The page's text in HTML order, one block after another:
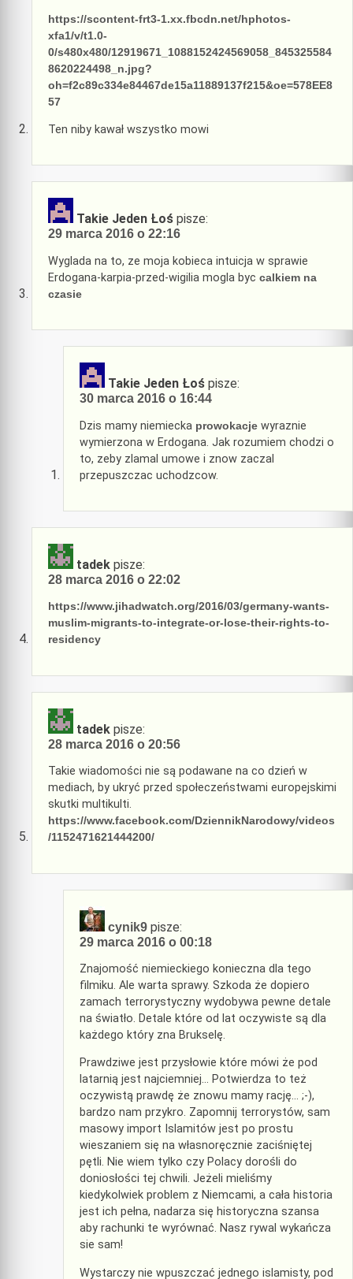
https://scontent-frt3-1.xx.fbcdn.net/hphotos-
xfa1/v/t1.0-
0/s480x480/12919671_1088152424569058_845325584
8620224498_n.jpg?
oh=f2c89c334e84467de15a11889137f215&oe=578EE8
57
Ten niby kawał wszystko mowi
Takie Jeden Łoś pisze:
29 marca 2016 o 22:16
Wyglada na to, ze moja kobieca intuicja w sprawie
Erdogana-karpia-przed-wigilia mogla byc calkiem na
czasie
Takie Jeden Łoś pisze:
30 marca 2016 o 16:44
Dzis mamy niemiecka prowokacje wyraznie
wymierzona w Erdogana. Jak rozumiem chodzi o
to, zeby zlamal umowe i znow zaczal
przepuszczac uchodzcow.
tadek pisze:
28 marca 2016 o 22:02
https://www.jihadwatch.org/2016/03/germany-wants-
muslim-migrants-to-integrate-or-lose-their-rights-to-
residency
tadek pisze:
28 marca 2016 o 20:56
Takie wiadomości nie są podawane na co dzień w
mediach, by ukryć przed społeczeństwami europejskimi
skutki multikulti.
https://www.facebook.com/DziennikNarodowy/videos
/1152471621444200/
cynik9 pisze:
29 marca 2016 o 00:18
Znajomość niemieckiego konieczna dla tego
filmiku. Ale warta sprawy. Szkoda że dopiero
zamach terrorystyczny wydobywa pewne detale
na światło. Detale które od lat oczywiste są dla
każdego który zna Brukselę.
Prawdziwe jest przysłowie które mówi że pod
latarnią jest najciemniej… Potwierdza to też
oczywistą prawdę że znowu mamy rację… ;-),
bardzo nam przykro. Zapomnij terrorystów, sam
masowy import Islamitów jest po prostu
wieszaniem się na własnoręcznie zaciśniętej
pętli. Nie wiem tylko czy Polacy dorośli do
doniosłości tej chwili. Jeżeli mieliśmy
kiedykolwiek problem z Niemcami, a cała historia
jest ich pełna, nadarza się historyczna szansa
aby rachunki te wyrównać. Nasz rywal wykańcza
sie sam!
Wystarczy nie wpuszczać jednego islamisty, pod